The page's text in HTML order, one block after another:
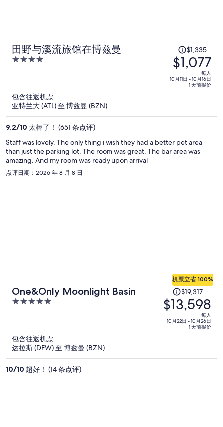
田野与溪流旅馆在博兹曼
4
5
原
价
为
每
现
每
$1,335
$1,077
每人
10月11日 - 10月16日
1 天前报价
包含往返机票
亚特兰大 (ATL) 至 博兹曼 (BZN)
9.2/10 太棒了！ (651 条点评)
Staff was lovely. The only thing i wish they had a better pet area
than just the parking lot. The room was great. The bar area was
amazing. And my room was ready upon arrival
点评日期：2026 年 8 月 8 日
One&Only Moonlight Basin
5
5
机票立省 100%
价
为
每
现
$19,317
$13,598
每人
10月22日 - 10月26日
1 天前报价
包含往返机票
达拉斯 (DFW) 至 博兹曼 (BZN)
10/10 超好！ (14 条点评)